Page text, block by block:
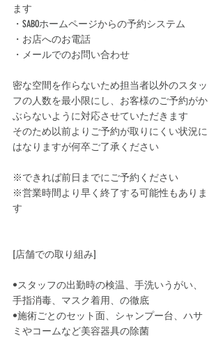
ます﻿
・SABOホームページからの予約システム﻿
・お店へのお電話﻿
・メールでのお問い合わせ﻿
密な空間を作らないため担当者以外のスタッ
フの人数を最小限にし、お客様のご予約がか
ぶらないように対応させていただきます﻿
そのため以前よりご予約が取りにくい状況に
はなりますが何卒ご了承ください﻿
※できれば前日までにご予約ください﻿
※営業時間より早く終了する可能性もありま
す﻿
[店舗での取り組み]﻿
•スタッフの出勤時の検温、手洗いうがい、
手指消毒、マスク着用、の徹底﻿
•施術ごとのセット面、シャンプー台、ハサ
ミやコームなど美容器具の除菌﻿